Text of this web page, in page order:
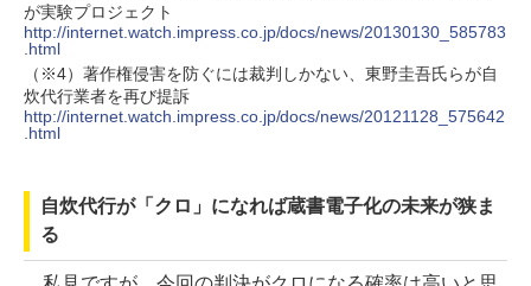
が実験プロジェクト
http://internet.watch.impress.co.jp/docs/news/20130130_585783
.html
（※4）著作権侵害を防ぐには裁判しかない、東野圭吾氏らが自
炊代行業者を再び提訴
http://internet.watch.impress.co.jp/docs/news/20121128_575642
.html
自炊代行が「クロ」になれば蔵書電子化の未来が狭ま
る